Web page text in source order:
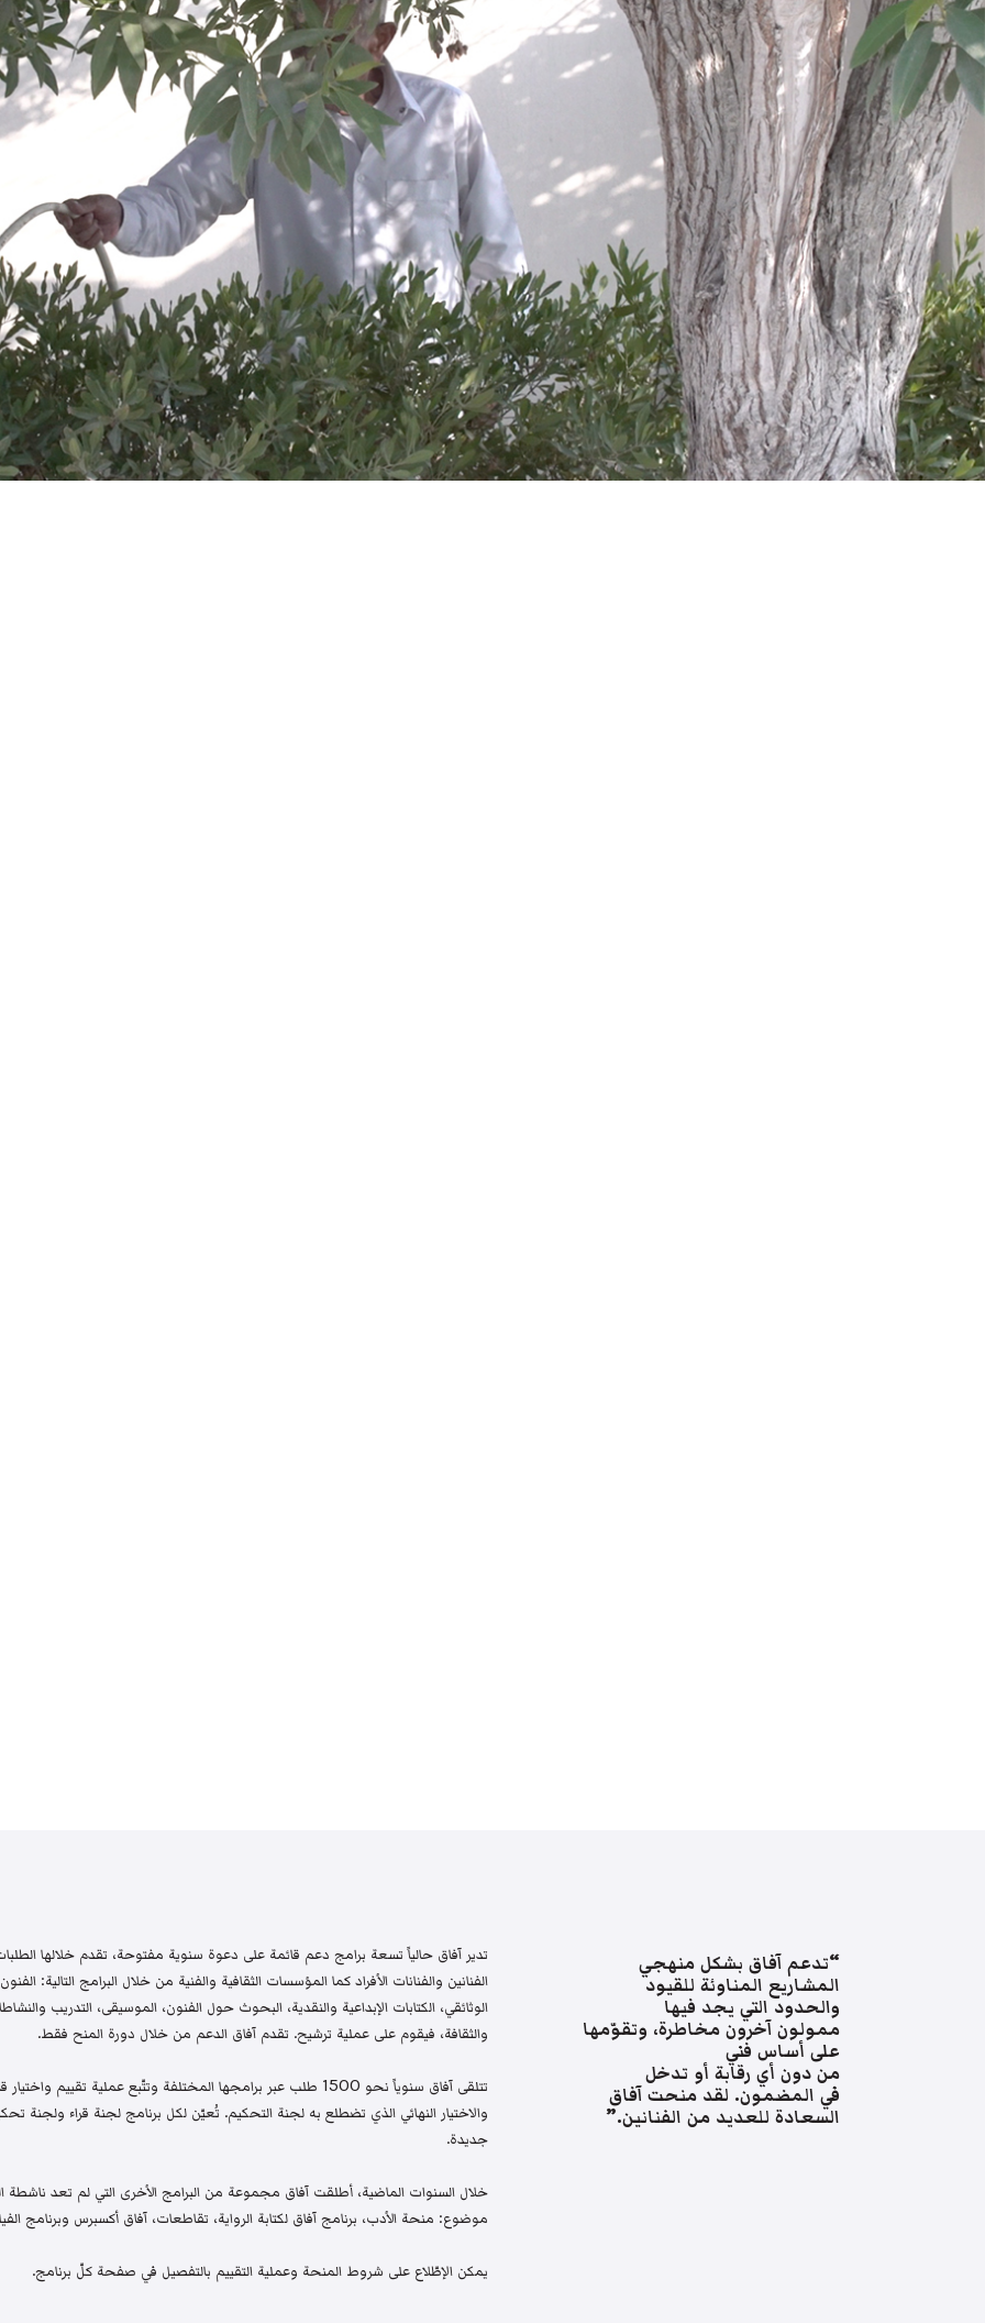
“تدعم آفاق بشكل منهجي
المشاريع المناوئة للقيود
والحدود التي يجد فيها
ممولون آخرون مخاطرة، وتقوّمها
على أساس فني
من دون أي رقابة أو تدخل
في المضمون. لقد منحت آفاق
السعادة للعديد من الفنانين.”
تدير آفاق حالياً تسعة برامج دعم قائمة على دعوة سنوية مفتوحة، تقدم خلالها
الفنانين والفنانات الأفراد كما المؤسسات الثقافية والفنية من خلال البرامج التالية:
الوثائقي، الكتابات الإبداعية والنقدية، البحوث حول الفنون، الموسيقى، التدريب
والثقافة، فيقوم على عملية ترشيح. تقدم آفاق الدعم من خلال دورة المنح فقط.
تتلقى آفاق سنوياً نحو 1500 طلب عبر برامجها المختلفة وتتّبع عملية
والاختيار النهائي الذي تضطلع به لجنة التحكيم. تُعيّن لكل برنامج لجنة قراء
جديدة.
خلال السنوات الماضية، أطلقت آفاق مجموعة من البرامج الأخرى التي لم تعد ناشطة
موضوع: منحة الأدب، برنامج آفاق لكتابة الرواية، تقاطعات، آفاق أكسبرس وبرنامج
يمكن الإطّلاع على شروط المنحة وعملية التقييم بالتفصيل في صفحة كلّ برنامج.